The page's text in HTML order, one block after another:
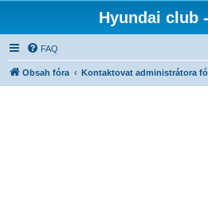
Hyundai club
FAQ
Obsah fóra Kontaktovat administrátora